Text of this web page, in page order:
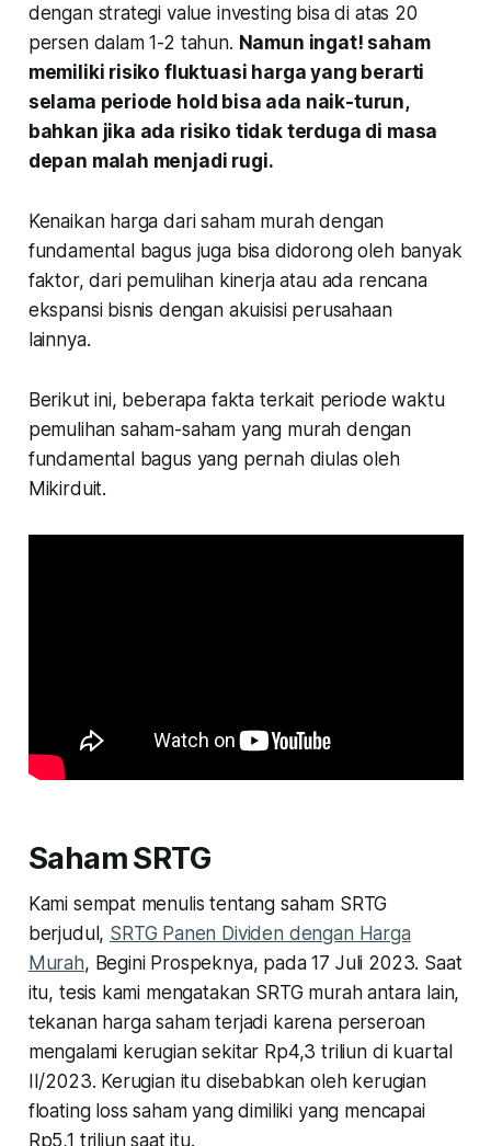
dengan strategi value investing bisa di atas 20
persen dalam 1-2 tahun. Namun ingat! saham
memiliki risiko fluktuasi harga yang berarti
selama periode hold bisa ada naik-turun,
bahkan jika ada risiko tidak terduga di masa
depan malah menjadi rugi.
Kenaikan harga dari saham murah dengan
fundamental bagus juga bisa didorong oleh banyak
faktor, dari pemulihan kinerja atau ada rencana
ekspansi bisnis dengan akuisisi perusahaan
lainnya.
Berikut ini, beberapa fakta terkait periode waktu
pemulihan saham-saham yang murah dengan
fundamental bagus yang pernah diulas oleh
Mikirduit.
Saham SRTG
Kami sempat menulis tentang saham SRTG
berjudul, SRTG Panen Dividen dengan Harga
Murah, Begini Prospeknya, pada 17 Juli 2023. Saat
itu, tesis kami mengatakan SRTG murah antara lain,
tekanan harga saham terjadi karena perseroan
mengalami kerugian sekitar Rp4,3 triliun di kuartal
II/2023. Kerugian itu disebabkan oleh kerugian
floating loss saham yang dimiliki yang mencapai
Rp5,1 triliun saat itu.